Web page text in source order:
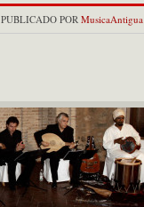
PUBLICADO POR MusicaAntigua